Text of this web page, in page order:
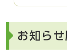
お知ら